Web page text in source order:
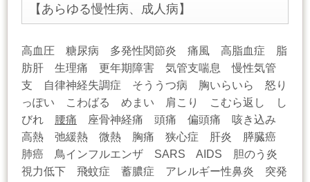
【あらゆる慢性病、成人病】
高血圧 糖尿病 多発性関節炎 痛風 高脂血症 脂
肪肝 生理痛 更年期障害 気管支喘息 慢性気管
支 自律神経失調症 そううつ病 胸いらいら 怒り
っぽい こわばる めまい 肩こり こむら返し し
びれ
腰痛 座骨神経痛 頭痛 偏頭痛 咳き込み
高熱 弛緩熱 微熱 胸痛 狭心症 肝炎 膵臓癌
肺癌 鳥インフルエンザ SARS AIDS 胆のう炎
視力低下 飛蚊症 蓄膿症 アレルギー性鼻炎 突発